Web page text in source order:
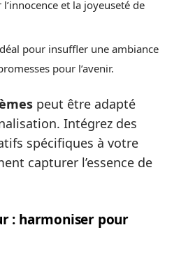
et la joyeuseté de
pour insuffler une ambiance
pour l’avenir.
peut être adapté
Intégrez des
spécifiques à votre
capturer l’essence de
: harmoniser pour